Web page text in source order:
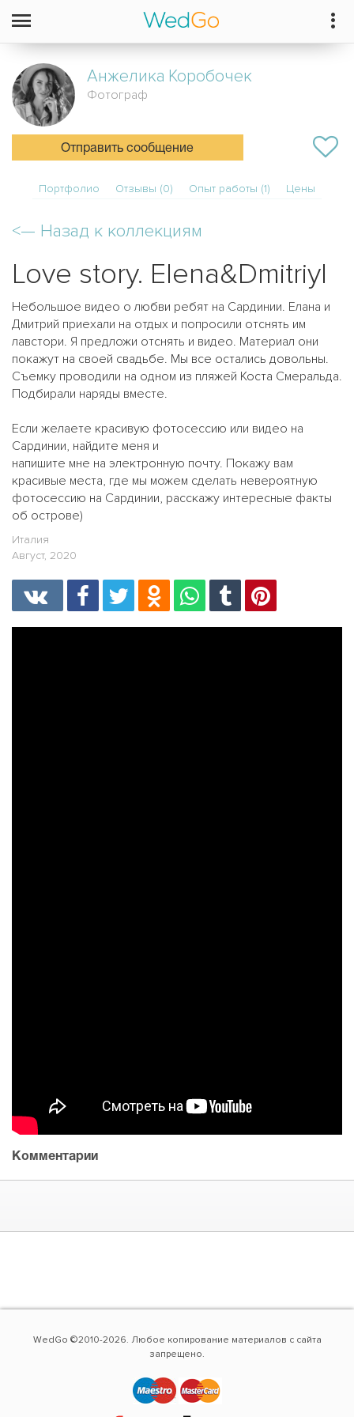
Анжелика Коробочек
Фотограф
Отправить сообщение
Портфолио Отзывы (0) Опыт работы (1) Цены
<— Назад к коллекциям
Love story. Elena&Dmitriyl
Небольшое видео о любви ребят на Сардинии. Елана и
Дмитрий приехали на отдых и попросили отснять им
лавстори. Я предложи отснять и видео. Материал они
покажут на своей свадьбе. Мы все остались довольны.
Съемку проводили на одном из пляжей Коста Смеральда.
Подбирали наряды вместе.
Если желаете красивую фотосессию или видео на
Сардинии, найдите меня и
напишите мне на электронную почту. Покажу вам
красивые места, где мы можем сделать невероятную
фотосессию на Сардинии, расскажу интересные факты
об острове)
Италия
Август, 2020
Комментарии
WedGo ©2010-2026. Любое копирование материалов с сайта
запрещено.